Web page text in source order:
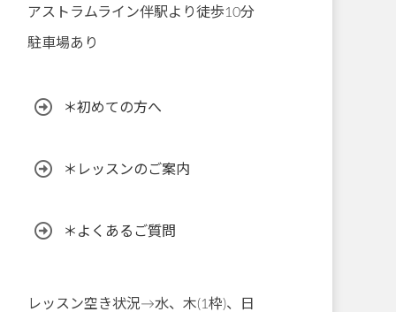
アストラムライン伴駅より徒歩10分
駐車場あり
＊初めての方へ
＊レッスンのご案内
＊よくあるご質問
レッスン空き状況→水、木(1枠)、日